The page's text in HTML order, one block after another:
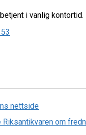
i vanlig kontortid.
nettside
om